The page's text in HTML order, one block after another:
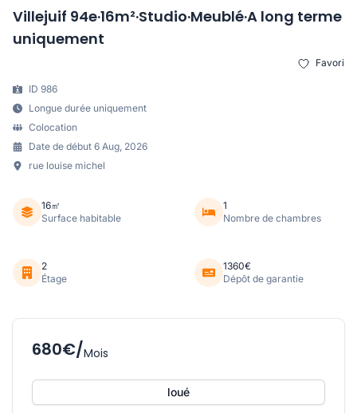
Villejuif 94e·16m²·Studio·Meublé·A long terme
uniquement
Favori
ID 986
Longue durée uniquement
Colocation
Date de début 6 Aug, 2026
rue louise michel
16㎡
Surface habitable
1
Nombre de chambres
2
Étage
1360€
Dépôt de garantie
680€/Mois
loué